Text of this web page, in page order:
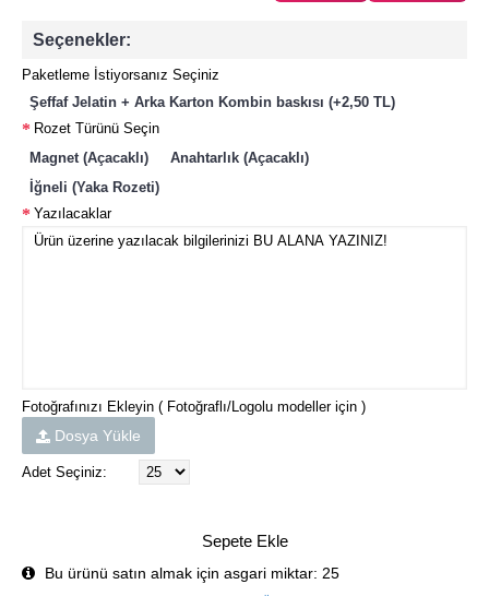
Seçenekler:
Paketleme İstiyorsanız Seçiniz
Şeffaf Jelatin + Arka Karton Kombin baskısı (+2,50 TL)
Rozet Türünü Seçin
Magnet (Açacaklı)
Anahtarlık (Açacaklı)
İğneli (Yaka Rozeti)
Yazılacaklar
Fotoğrafınızı Ekleyin ( Fotoğraflı/Logolu modeller için )
Dosya Yükle
Adet Seçiniz:
Sepete Ekle
Bu ürünü satın almak için asgari miktar: 25